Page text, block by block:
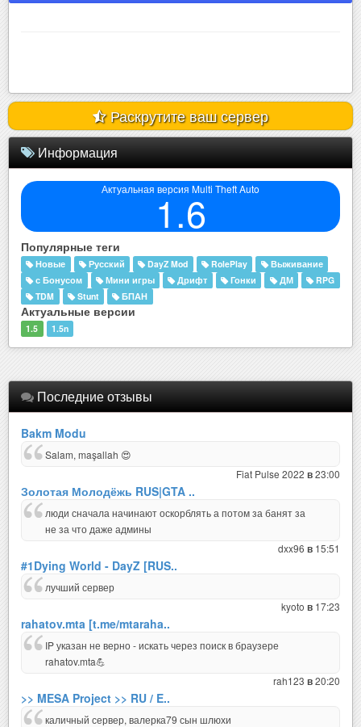
Раскрутите ваш сервер
Информация
Актуальная версия Multi Theft Auto
1.6
Популярные теги
Новые Русский DayZ Mod RolePlay
Выживание
с Бонусом
Мини игры Дрифт Гонки ДМ
RPG
TDM
Stunt БПАН
Актуальные версии
1.5 1.5n
Последние отзывы
Bakm Modu
Salam, maşallah 😍
Fiat Pulse 2022 в23:00
Золотая Молодёжь RUS|GTA ..
люди сначала начинают оскорблять а потом за банят за
не за что даже админы
dxx96 в 15:51
#1Dying World - DayZ [RUS..
лучший сервер
kyoto в 17:23
rahatov.mta [t.me/mtaraha..
IP указан не верно - искать через поиск в браузере
rahatov.mta💪
rah123 в20:20
>> MESA Project >> RU / E..
каличный сервер, валерка79 сын шлюхи